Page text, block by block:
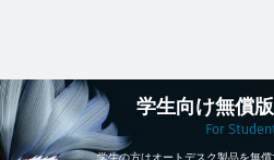
学生向け無償
For